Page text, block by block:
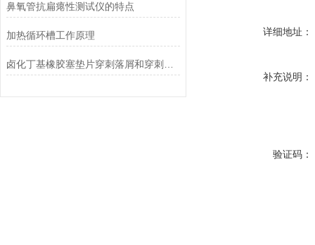
鼻氧管抗扁瘪性测试仪的特点
加热循环槽工作原理 详细地址：
补充说明：
验证码：